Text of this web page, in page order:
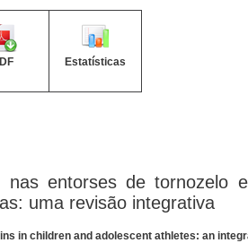
Estatísticas
nas entorses de tornozelo
uma revisão integrativa
in children and adolescent athletes: an